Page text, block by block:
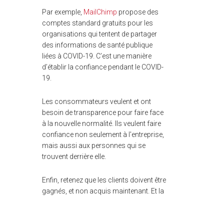
Par exemple, MailChimp propose des
comptes standard gratuits pour les
organisations qui tentent de partager
des informations de santé publique
liées à COVID-19. C’est une manière
d’établir la confiance pendant le COVID-
19.
Les consommateurs veulent et ont
besoin de transparence pour faire face
à la nouvelle normalité. Ils veulent faire
confiance non seulement à l'entreprise,
mais aussi aux personnes qui se
trouvent derrière elle.
Enfin, retenez que les clients doivent être
gagnés, et non acquis maintenant. Et la